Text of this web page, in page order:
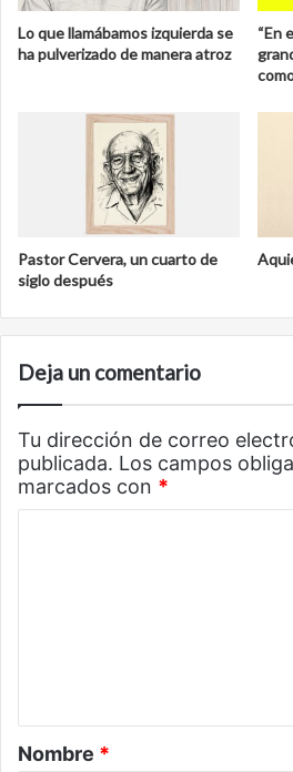
Lo que llamábamos izquierda se
ha pulverizado de manera atroz
“En
Pastor Cervera, un cuarto de
siglo después
Deja un comentario
Tu dirección de correo
publicada. Los campos
marcados con *
a
r
Nombre *